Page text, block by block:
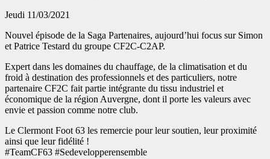
Jeudi 11/03/2021
Nouvel épisode de la Saga Partenaires, aujourd’hui focus sur Simon
et Patrice Testard du groupe CF2C-C2AP.
Expert dans les domaines du chauffage, de la climatisation et du
froid à destination des professionnels et des particuliers, notre
partenaire CF2C fait partie intégrante du tissu industriel et
économique de la région Auvergne, dont il porte les valeurs avec
envie et passion comme notre club.
Le Clermont Foot 63 les remercie pour leur soutien, leur proximité
ainsi que leur fidélité !
#TeamCF63 #Sedevelopperensemble